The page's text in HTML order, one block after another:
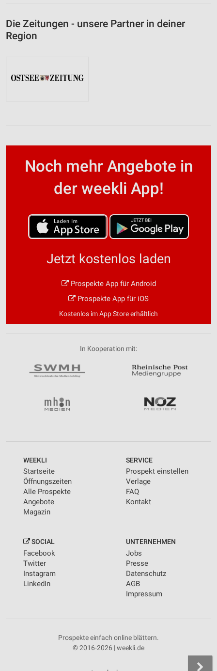
Die Zeitungen - unsere Partner in deiner
Region
Noch mehr Angebote in
der weekli App!
Jetzt kostenlos laden
Prospekte App für Android
Prospekte App für iOS
Kostenlos im App Store erhältlich
In Kooperation mit:
WEEKLI
Startseite
Öffnungszeiten
Alle Prospekte
Angebote
Magazin
SERVICE
Prospekt einstellen
Verlage
FAQ
Kontakt
SOCIAL
Facebook
Twitter
Instagram
LinkedIn
UNTERNEHMEN
Jobs
Presse
Datenschutz
AGB
Impressum
Prospekte einfach online blättern.
© 2016-2026 | weekli.de